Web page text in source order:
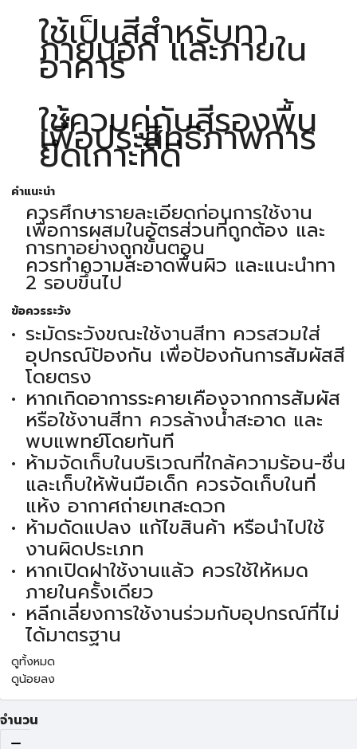
ใช้เป็นสีสำหรับทา
ภายนอก และภายใน
อาคาร
ใช้ควบคู่กับสีรองพื้น
เพื่อประสิทธิภาพการ
ยึดเกาะที่ดี
คำแนะนำ
ควรศึกษารายละเอียดก่อนการใช้งาน
เพื่อการผสมในอัตรส่วนที่ถูกต้อง และ
การทาอย่างถูกขั้นตอน
ควรทำความสะอาดพื้นผิว และแนะนำทา
2 รอบขึ้นไป
ข้อควรระวัง
ระมัดระวังขณะใช้งานสีทา ควรสวมใส่
อุปกรณ์ป้องกัน เพื่อป้องกันการสัมผัสสี
โดยตรง
หากเกิดอาการระคายเคืองจากการสัมผัส
หรือใช้งานสีทา ควรล้างน้ำสะอาด และ
พบแพทย์โดยทันที
ห้ามจัดเก็บในบริเวณที่ใกล้ความร้อน-ชื่น
และเก็บให้พ้นมือเด็ก ควรจัดเก็บในที่
แห้ง อากาศถ่ายเทสะดวก
ห้ามดัดแปลง แก้ไขสินค้า หรือนำไปใช้
งานผิดประเภท
หากเปิดฝาใช้งานแล้ว ควรใช้ให้หมด
ภายในครั้งเดียว
หลีกเลี่ยงการใช้งานร่วมกับอุปกรณ์ที่ไม่
ได้มาตรฐาน
ดูทั้งหมด
ดูน้อยลง
จำนวน